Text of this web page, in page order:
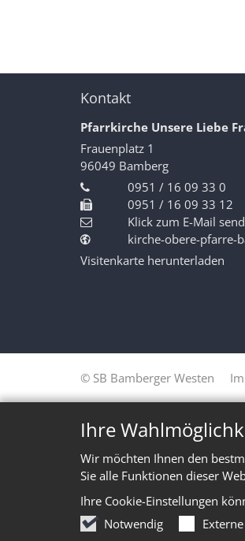
Ihre
Wir möchten Ihnen den
Sie alle Funktionen dieser
Ihre Cookie-Einstellungen
Notwendig
Kontakt
Pfarrkirche Unsere Liebe
Frauenplatz 1
96049 Bamberg
0951 / 16 09 33 0
0951 / 16 09 33 12
Klick zum E-Mail
kirche-obere-pfarre-
Visitenkarte herunterladen
© SB Bamberger Westen